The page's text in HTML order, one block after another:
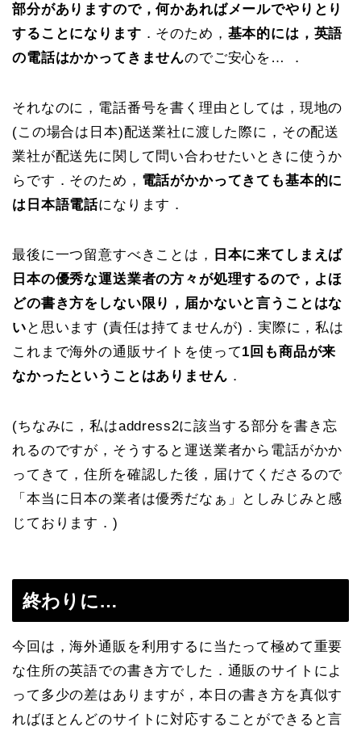
部分がありますので，何かあればメールでやりとり
することになります ．そのため， 基本的には，英語
の電話はかかってきませんのでご安心を… ．
それなのに，電話番号を書く理由としては，現地の
(この場合は日本)配送業社に渡した際に，その配送
業社が配送先に関して問い合わせたいときに使うか
らです．そのため， 電話がかかってきても基本的に
は日本語電話になります．
最後に一つ留意すべきことは，
日本に来てしまえば
日本の優秀な運送業者の方々が処理するので，よほ
どの書き方をしない限り，届かないと言うことはな
い と思います (責任は持てませんが)．実際に，私は
これまで海外の通販サイトを使って1回も商品が来
なかったということはありません ．
(ちなみに，私はaddress2に該当する部分を書き忘
れるのですが，そうすると運送業者から電話がかか
ってきて，住所を確認した後，届けてくださるので
「本当に日本の業者は優秀だなぁ」としみじみと感
じております．)
終わりに…
今回は，海外通販を利用するに当たって極めて重要
な住所の英語での書き方でした．通販のサイトによ
って多少の差はありますが，本日の書き方を真似す
ればほとんどのサイトに対応することができると言